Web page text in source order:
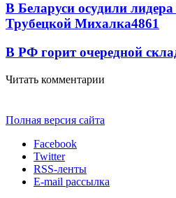
В Беларуси осудили
Трубецкой Михалка4861
В РФ горит очередной
Читать комментарии
Полная версия сайта
Facebook
Twitter
RSS-ленты
E-mail рассылка